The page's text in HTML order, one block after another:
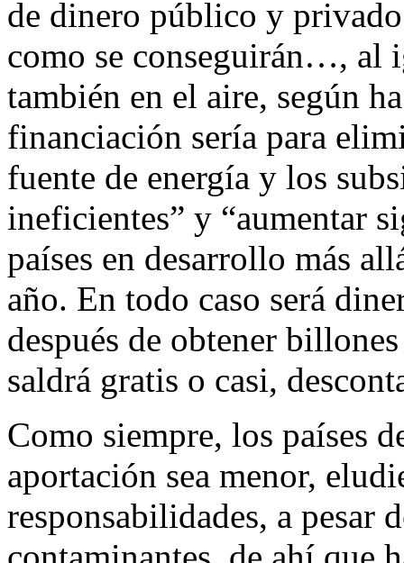
de dinero público y
como se conseguirán…, al
también en el aire, según
financiación sería para
fuente de energía y los
ineficientes” y “aumentar
países en desarrollo más
año. En todo caso será
después de obtener
saldrá gratis o casi,
Como siempre, los países
aportación sea menor,
responsabilidades, a pesar